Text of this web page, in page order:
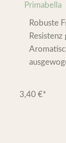
Primabella
Robuste
3,40 €*